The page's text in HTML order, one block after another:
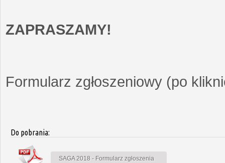
ZAPRASZAMY!
Formularz zgłoszeniowy (po
Do pobrania:
SAGA 2018 - Formularz zgłoszenia